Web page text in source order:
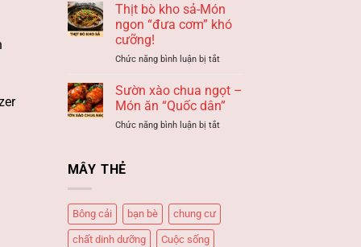
–
Giải
mơ
ĐƯỜNG
HẦM
Giải
giấc
mơ
Thịt bò kho sả-Món
ngon “đưa cơm” khó
cưỡng!
Chức năng bình luận bị tắtở
bò
kho
sả-
Món
Sườn xào chua ngọt –
Món ăn “Quốc dân”
Chức năng bình luận bị tắtở
Món
MÂY THẺ
Bông cải bạn bè chung cư
chất dinh dưỡng Cuộc sống